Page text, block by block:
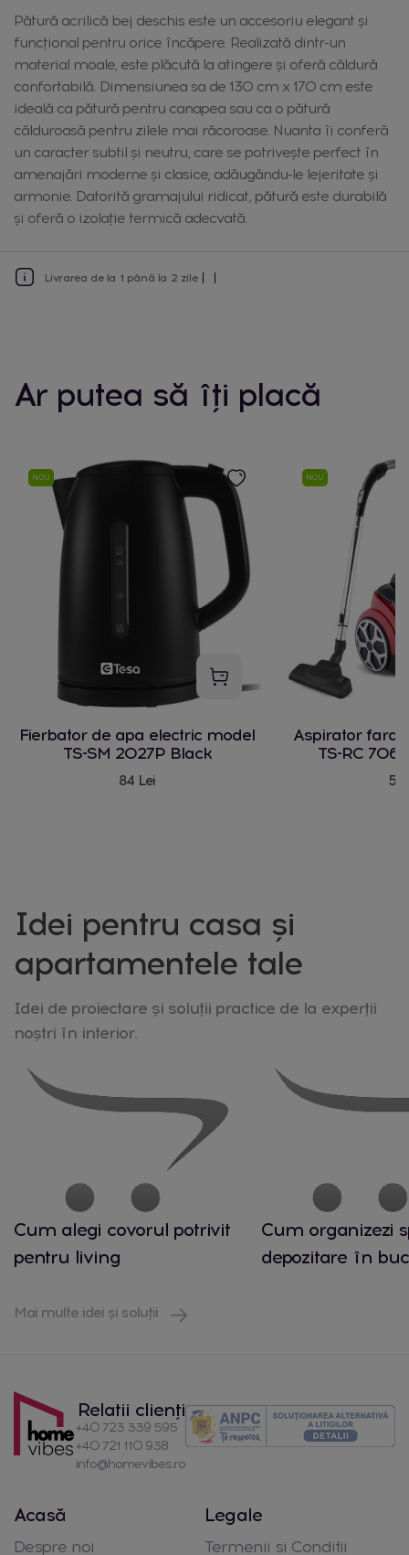
Pătură acrilică bej deschis este un accesoriu elegant și
funcțional pentru orice încăpere. Realizată dintr-un
material moale, este plăcută la atingere și oferă căldură
confortabilă. Dimensiunea sa de 130 cm x 170 cm este
ideală ca pătură pentru canapea sau ca o pătură
călduroasă pentru zilele mai răcoroase. Nuanta îi conferă
un caracter subtil și neutru, care se potrivește perfect în
amenajări moderne și clasice, adăugându-le lejeritate și
armonie. Datorită gramajului ridicat, pătură este durabilă
și oferă o izolație termică adecvată.
Livrarea de la 1 până la 2 zile
Ar putea să îți placă
NOU
Fierbator de apa electric model
TS-SM 2027P Black
84 Lei
NOU
Aspirator fara
TS-RC 706
Idei pentru casa și
apartamentele tale
Idei de proiectare și soluții practice de la experții
noștri în interior.
Cum alegi covorul potrivit
pentru living
Cum organizezi
depozitare în
Mai multe idei și soluții
Relatii clienți
+40 723 339 595
+40 721 110 938
info@homevibes.ro
Acasă
Despre noi
Legale
Termenii si Conditii